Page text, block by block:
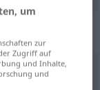
(geh.,
um
zur
Zugriff auf
und Inhalte,
und